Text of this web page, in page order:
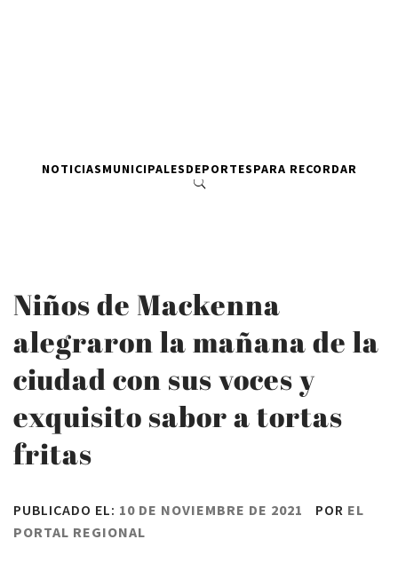
NOTICIASMUNICIPALESDEPORTESPARA RECORDAR
Niños de Mackenna
alegraron la mañana de la
ciudad con sus voces y
exquisito sabor a tortas
fritas
PUBLICADO EL: 10 DE NOVIEMBRE DE 2021 POR EL
PORTAL REGIONAL